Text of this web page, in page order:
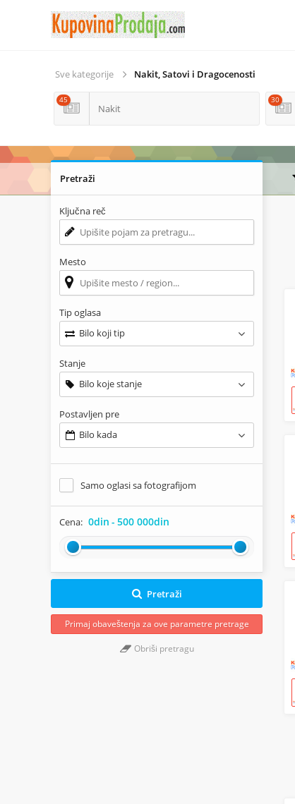
Sve kategorije Nakit, Satovi i Dragocenosti
Nakit
45 30
Pretraži
Ključna reč
Mesto
Tip oglasa
Bilo koji tip
Stanje
Bilo koje stanje
Postavljen pre
Bilo kada
Samo oglasi sa fotografijom
Cena: 0din - 500 000din
Pretraži
Primaj obaveštenja za ove parametre pretrage
Obriši pretragu